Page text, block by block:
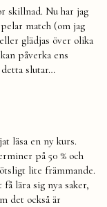
skillnad. Nu har jag
match (om jag
glädjas över olika
påverka ens
slutar…
läsa en ny kurs.
på 50 % och
lite främmande.
lära sig nya saker,
det också är